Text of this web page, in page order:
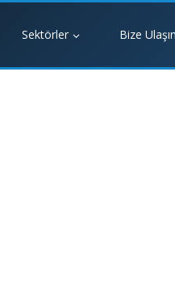
Sektörler Bize Ulaşın